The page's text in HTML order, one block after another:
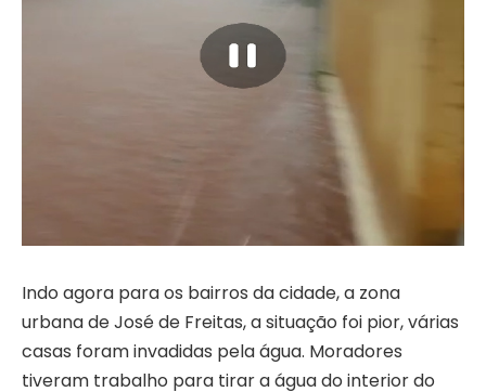
Indo agora para os bairros da cidade, a zona
urbana de José de Freitas, a situação foi pior, várias
casas foram invadidas pela água. Moradores
tiveram trabalho para tirar a água do interior do